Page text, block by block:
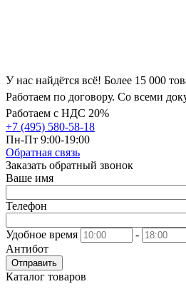
У нас найдётся всё! Более 15 000
Работаем по договору. Со всеми
Работаем с НДС 20%
+7 (495) 580-58-18
Пн-Пт 9:00-19:00
Обратная связь
Заказать обратный звонок
Ваше имя
Телефон
Удобное время
-
Антибот
Отправить
Каталог товаров